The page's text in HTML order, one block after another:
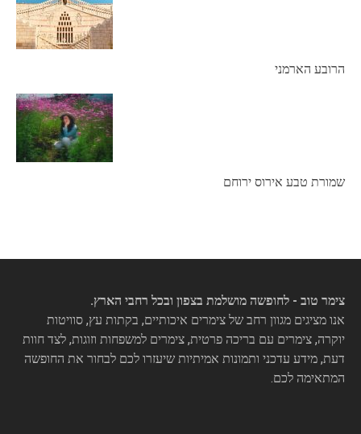
הרובע הארמני
שמורת טבע אירוס ירוחם
צימר טוב - לחופשה מושלמת בצפון ובכל רחבי הארץ.
אנו מציגים מגוון רחב של צימרים איכותיים, בקתות עץ, סוויטות
יוקרה, צימרים עם בריכה פרטית, צימרים למשפחות וזוגות, לצד חוות
דעת, מידע עדכני ותמונות אמיתיות שיעזרו לכם לבחור את החופשה
המתאימה לכם.